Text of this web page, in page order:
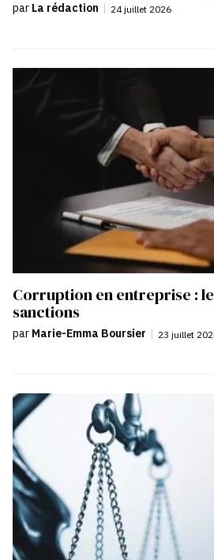
par La rédaction | 24 juillet 2026
Corruption en entreprise :
sanctions
par Marie-Emma Boursier | 23 juillet